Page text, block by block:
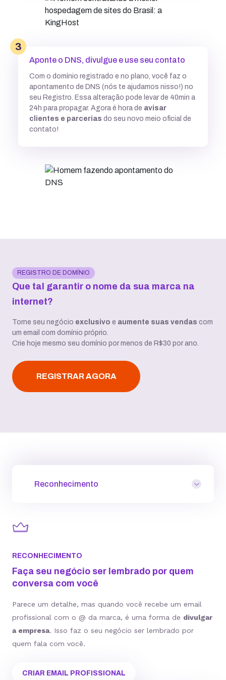
3
Aponte o DNS, divulgue e use seu contato
Com o domínio registrado e no plano, você faz o
apontamento de DNS (nós te ajudamos nisso!) no
seu Registro. Essa alteração pode levar de 40min a
24h para propagar. Agora é hora de avisar
clientes e parcerias do seu novo meio oficial de
contato!
REGISTRO DE DOMÍNIO
Que tal garantir o nome da sua marca na
internet?
Torne seu negócio exclusivo e aumente suas vendas com
um email com domínio próprio.
Crie hoje mesmo seu domínio por menos de R$30 por ano.
REGISTRAR AGORA
Reconhecimento
RECONHECIMENTO
Faça seu negócio ser lembrado por quem
conversa com você
Parece um detalhe, mas quando você recebe um email
profissional com o @ da marca, é uma forma de divulgar
a empresa. Isso faz o seu negócio ser lembrado por
quem fala com você.
CRIAR EMAIL PROFISSIONAL